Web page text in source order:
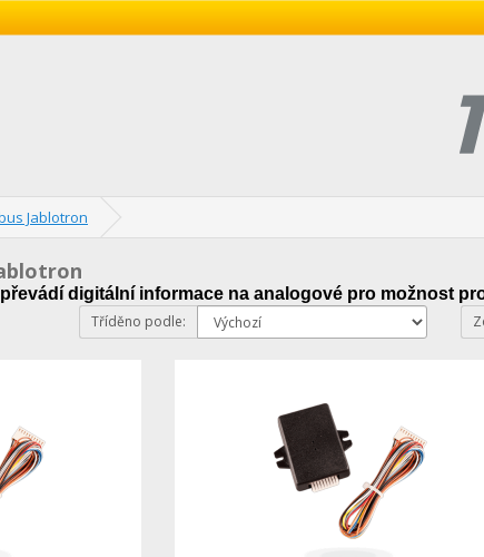
Jablotron
digitální informace na analogové pro možnost
Tříděno podle: